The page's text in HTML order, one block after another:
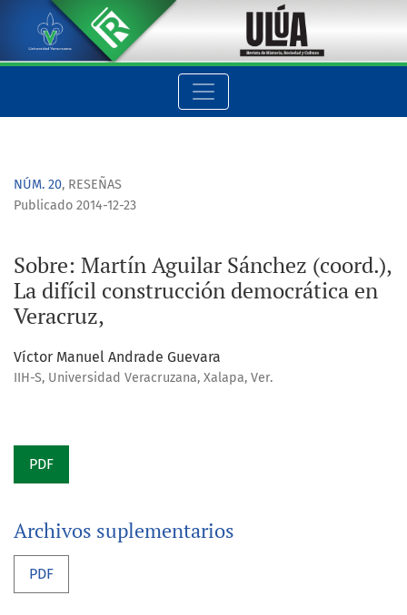
Sobre: Martín Aguilar Sánchez (coord.), La difícil
NÚM. 20, RESEÑAS
Sobre: Martín Aguilar Sánchez (coord.),
La difícil construcción democrática en
Veracruz,
Publicado 2014-12-23
Víctor Manuel Andrade Guevara
IIH-S, Universidad Veracruzana, Xalapa, Ver.
PDF
Archivos suplementarios
PDF